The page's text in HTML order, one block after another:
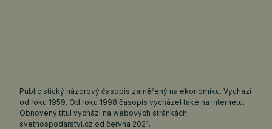
Publicistický názorový časopis zaměřený na ekonomiku. Vychází
od roku 1959. Od roku 1998 časopis vycházel také na internetu.
Obnovený titul vychází na webových stránkách
svethospodarstvi.cz od června 2021.